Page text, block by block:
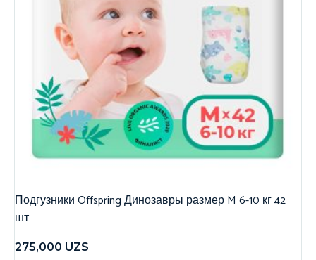
Подгузники Offspring Динозавры размер M 6-10 кг 42
шт
275,000 UZS